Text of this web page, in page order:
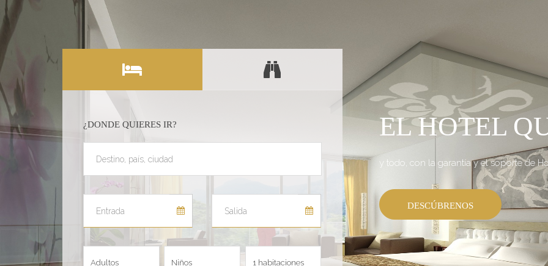
¿DONDE QUIERES IR? EL HOTEL
y todo, con la garantía y el soporte de
DESCÚBRENOS